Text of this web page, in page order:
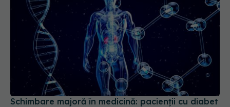
Schimbare majoră în medicină: pacienții cu diabet
și obezitate vor fi evaluați după un nou sistem de
risc